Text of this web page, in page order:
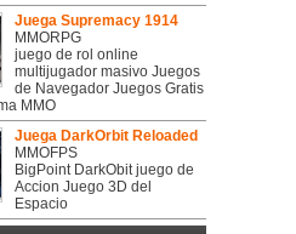
Juega Supremacy 1914
MMORPG
juego de rol online
multijugador masivo Juegos
de Navegador Juegos Gratis
MMO
Juega DarkOrbit Reloaded
MMOFPS
BigPoint DarkObit juego de
Accion Juego 3D del
Espacio